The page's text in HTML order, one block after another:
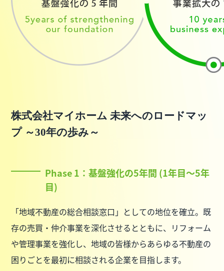
株式会社マイホーム 未来へのロードマッ
プ ～30年の歩み～
Phase 1：基盤強化の5年間 (1年目～5年
目)
「地域不動産の総合相談窓口」としての地位を確立。既
存の売買・仲介事業を深化させるとともに、リフォーム
や管理事業を強化し、地域の皆様からあらゆる不動産の
困りごとを最初に相談される企業を目指します。